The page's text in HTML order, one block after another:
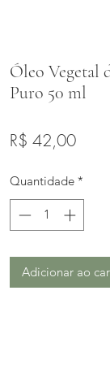
Óleo Vegetal
Puro 50 ml
R$ 42,00Preço
Quantidade *
Adicionar ao